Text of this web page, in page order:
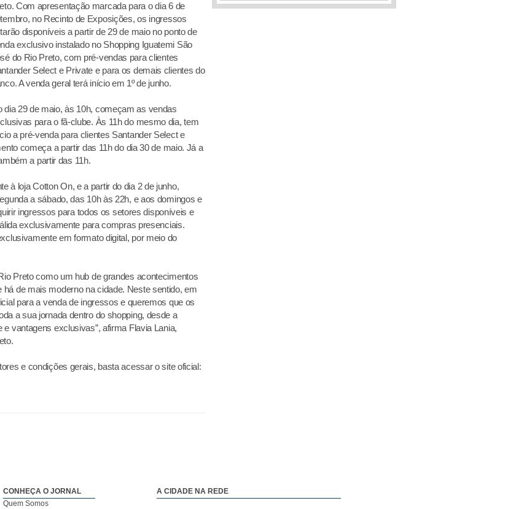
Com apresentação marcada para o dia 6 de
no Recinto de Exposições, os ingressos
disponíveis a partir de 29 de maio no ponto de
exclusivo instalado no Shopping Iguatemi São
do Rio Preto, com pré-vendas para clientes
Select e Private e para os demais clientes do
A venda geral terá início em 1º de junho.
dia 29 de maio, às 10h, começam as vendas
para o fã-clube. Às 11h do mesmo dia, tem
a pré-venda para clientes Santander Select e
começa a partir das 11h do dia 30 de maio. Já a
a partir das 11h.
à loja Cotton On, e a partir do dia 2 de junho,
a sábado, das 10h às 22h, e aos domingos e
ingressos para todos os setores disponíveis e
exclusivamente para compras presenciais.
em formato digital, por meio do
Preto como um hub de grandes acontecimentos
de mais moderno na cidade. Neste sentido, em
para a venda de ingressos e queremos que os
a sua jornada dentro do shopping, desde a
vantagens exclusivas”, afirma Flavia Lania,
e condições gerais, basta acessar o site oficial:
CONHEÇA O JORNAL
Quem Somos
A CIDADE NA REDE